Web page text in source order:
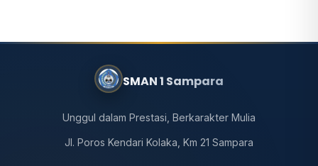
SMAN 1 Sampara
Unggul dalam Prestasi, Berkarakter Mulia
Jl. Poros Kendari Kolaka, Km 21 Sampara